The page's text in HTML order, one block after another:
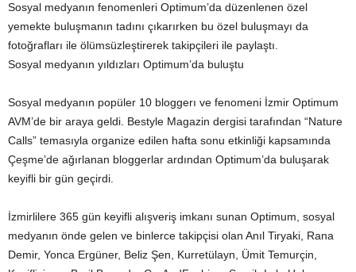
Sosyal medyanın fenomenleri Optimum’da düzenlenen özel
yemekte buluşmanın tadını çıkarırken bu özel buluşmayı da
fotoğrafları ile ölümsüzleştirerek takipçileri ile paylaştı.
Sosyal medyanın yıldızları Optimum’da buluştu
Sosyal medyanın popüler 10 bloggerı ve fenomeni İzmir Optimum
AVM’de bir araya geldi. Bestyle Magazin dergisi tarafından “Nature
Calls” temasıyla organize edilen hafta sonu etkinliği kapsamında
Çeşme’de ağırlanan bloggerlar ardından Optimum’da buluşarak
keyifli bir gün geçirdi.
İzmirlilere 365 gün keyifli alışveriş imkanı sunan Optimum, sosyal
medyanın önde gelen ve binlerce takipçisi olan Anıl Tiryaki, Rana
Demir, Yonca Ergüner, Beliz Şen, Kurretülayn, Ümit Temurçin,